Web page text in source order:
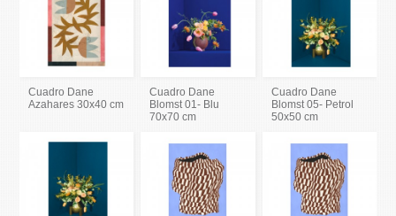
Cuadro Dane
Azahares 30x40 cm
Cuadro Dane
Blomst 01- Blu
70x70 cm
Cuadro Dane
Blomst 05- Petrol
50x50 cm